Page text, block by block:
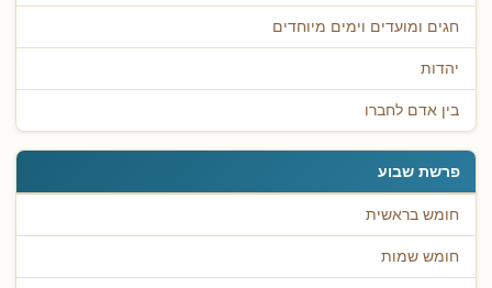
חגים ומועדים וימים מיוחדים
יהדות
בין אדם לחברו
פרשת שבוע
חומש בראשית
חומש שמות